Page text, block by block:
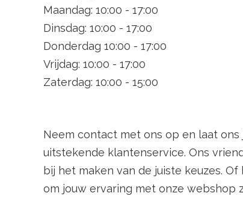
Maandag: 10:00 - 17:00
Dinsdag: 10:00 - 17:00
Donderdag 10:00 - 17:00
Vrijdag: 10:00 - 17:00
Zaterdag: 10:00 - 15:00
Neem contact met ons op en laat
uitstekende klantenservice. Ons
bij het maken van de juiste keuzes.
om jouw ervaring met onze webshop